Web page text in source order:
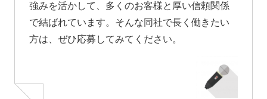
強みを活かして、多くのお客様と厚い信頼関係
で結ばれています。そんな同社で長く働きたい
方は、ぜひ応募してみてください。